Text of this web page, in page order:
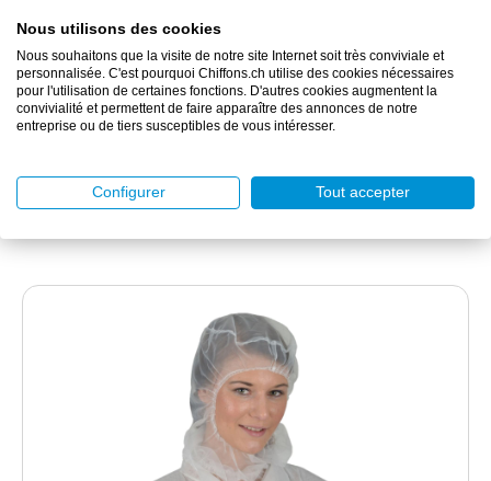
Charlotte à usage unique respirante
1 sac(s) de 200 pièce(s)
55.80 CHF
Nous utilisons des cookies
Nous souhaitons que la visite de notre site Internet soit très conviviale et
personnalisée. C'est pourquoi Chiffons.ch utilise des cookies nécessaires
pour l'utilisation de certaines fonctions. D'autres cookies augmentent la
convivialité et permettent de faire apparaître des annonces de notre
entreprise ou de tiers susceptibles de vous intéresser.
Configurer Tout accepter